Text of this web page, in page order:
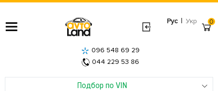
Рус | Укр
Подбор по VIN
096 548 69 29
044 229 53 86
0